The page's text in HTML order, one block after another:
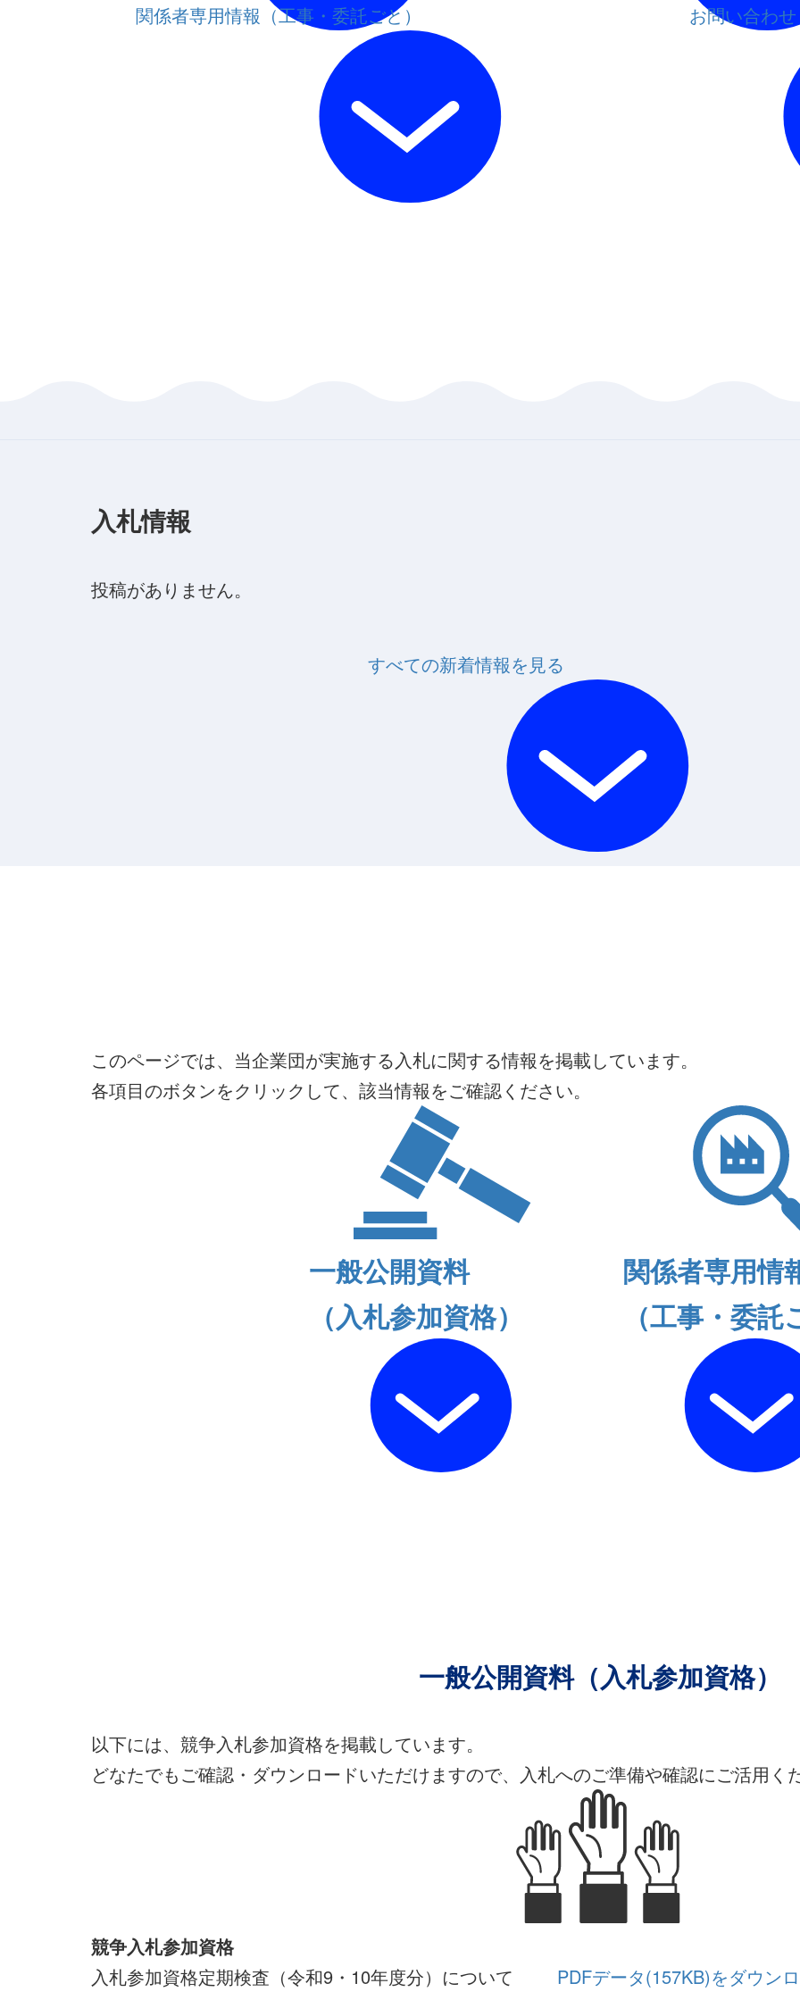
関係者専用情報（工事・委託ごと） お問い合わせ
入札情報
投稿がありません。
すべての新着情報を見る
このページでは、当企業団が実施する入札に関する情報を掲載しています。
各項目のボタンをクリックして、該当情報をご確認ください。
一般公開資料
（入札参加資格）
関係者専用情
（工事・委託
一般公開資料（入札参加資格）
以下には、競争入札参加資格を掲載しています。
どなたでもご確認・ダウンロードいただけますので、入札へのご準備や確認にご活用くだ
競争入札参加資格
入札参加資格定期検査（令和9・10年度分）について
PDFデータ(157KB)をダウン